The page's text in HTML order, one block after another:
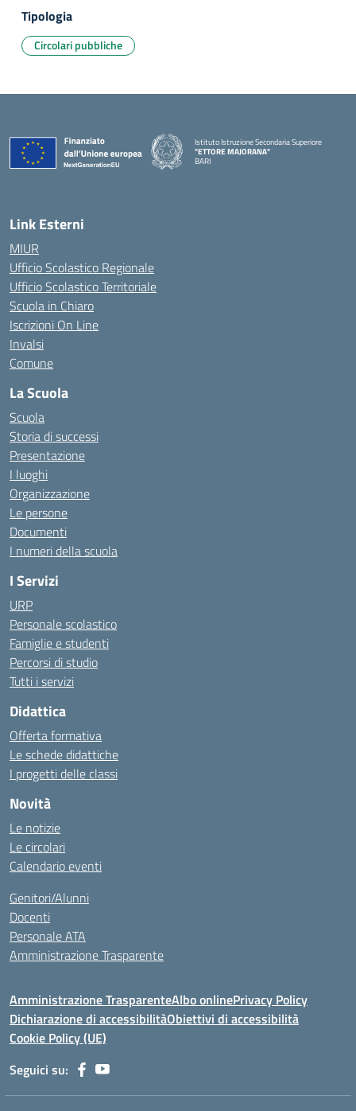
Tipologia
Circolari pubbliche
Istituto Istruzione Secondaria Superiore
"ETTORE MAJORANA"
BARI
Link Esterni
MIUR
Ufficio Scolastico Regionale
Ufficio Scolastico Territoriale
Scuola in Chiaro
Iscrizioni On Line
Invalsi
Comune
La Scuola
Scuola
Storia di successi
Presentazione
I luoghi
Organizzazione
Le persone
Documenti
I numeri della scuola
I Servizi
URP
Personale scolastico
Famiglie e studenti
Percorsi di studio
Tutti i servizi
Didattica
Offerta formativa
Le schede didattiche
I progetti delle classi
Novità
Le notizie
Le circolari
Calendario eventi
Genitori/Alunni
Docenti
Personale ATA
Amministrazione Trasparente
Amministrazione TrasparenteAlbo onlinePrivacy Policy
Dichiarazione di accessibilitàObiettivi di accessibilità
Cookie Policy (UE)
Seguici su: